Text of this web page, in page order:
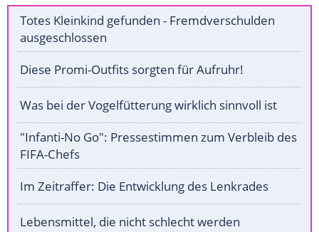
Totes Kleinkind gefunden - Fremdverschulden
ausgeschlossen
Diese Promi-Outfits sorgten für Aufruhr!
Was bei der Vogelfütterung wirklich sinnvoll ist
"Infanti-No Go": Pressestimmen zum Verbleib des
FIFA-Chefs
Im Zeitraffer: Die Entwicklung des Lenkrades
Lebensmittel, die nicht schlecht werden